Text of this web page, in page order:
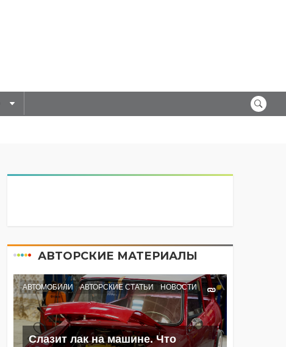
АВТОРСКИЕ МАТЕРИАЛЫ
АВТОМОБИЛИ АВТОРСКИЕ СТАТЬИ НОВОСТИ
Слазит лак на машине. Что